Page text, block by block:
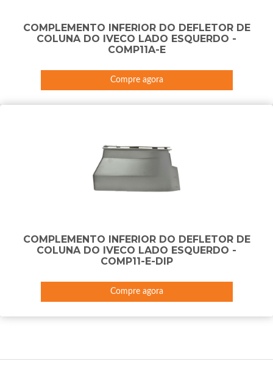
COMPLEMENTO INFERIOR DO DEFLETOR DE
COLUNA DO IVECO LADO ESQUERDO -
COMP11A-E
Compre agora
COMPLEMENTO INFERIOR DO DEFLETOR DE
COLUNA DO IVECO LADO ESQUERDO -
COMP11-E-DIP
Compre agora